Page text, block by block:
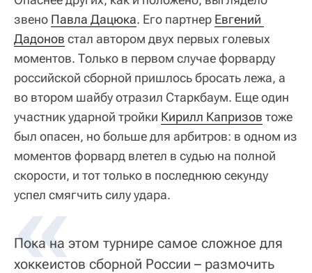
звено Павла Дацюка. Его партнер Евгений
Дадонов стал автором двух первых голевых
моментов. Только в первом случае форварду
российской сборной пришлось бросать лежа, а
во втором шайбу отразил Старкбаум. Еще один
участник ударной тройки Кирилл Капризов тоже
был опасен, но больше для арбитров: в одном из
моментов форвард влетел в судью на полной
скорости, и тот только в последнюю секунду
успел смягчить силу удара.
Пока на этом турнире самое сложное для
хоккеистов сборной России – размочить